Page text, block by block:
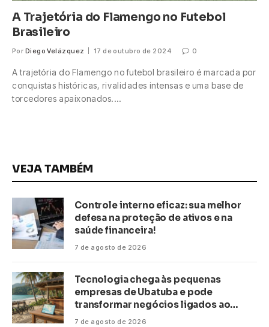
A Trajetória do Flamengo no Futebol
Brasileiro
Por Diego Velázquez 17 de outubro de 2024 0
A trajetória do Flamengo no futebol brasileiro é marcada por
conquistas históricas, rivalidades intensas e uma base de
torcedores apaixonados.…
VEJA TAMBÉM
Controle interno eficaz: sua melhor
defesa na proteção de ativos e na
saúde financeira!
7 de agosto de 2026
Tecnologia chega às pequenas
empresas de Ubatuba e pode
transformar negócios ligados ao
turismo no litoral
7 de agosto de 2026